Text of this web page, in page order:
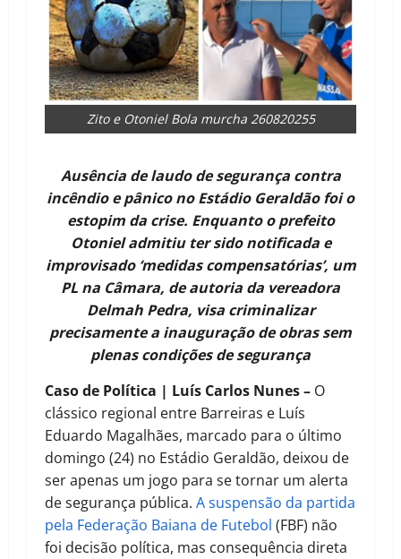
Zito e Otoniel Bola murcha 260820255
Ausência de laudo de segurança contra
incêndio e pânico no Estádio Geraldão foi o
estopim da crise. Enquanto o prefeito
Otoniel admitiu ter sido notificada e
improvisado ‘medidas compensatórias’, um
PL na Câmara, de autoria da vereadora
Delmah Pedra, visa criminalizar
precisamente a inauguração de obras sem
plenas condições de segurança
Caso de Política | Luís Carlos Nunes – O
clássico regional entre Barreiras e Luís
Eduardo Magalhães, marcado para o último
domingo (24) no Estádio Geraldão, deixou de
ser apenas um jogo para se tornar um alerta
de segurança pública. A suspensão da partida
pela Federação Baiana de Futebol (FBF) não
foi decisão política, mas consequência direta